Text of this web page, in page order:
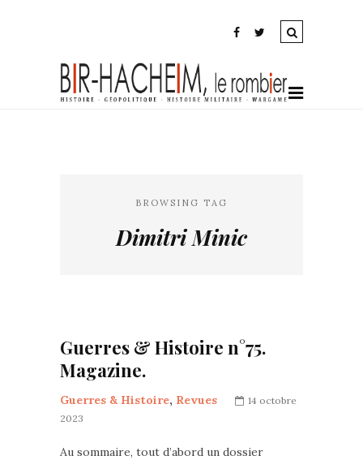
BROWSING TAG
Dimitri Minic
Guerres & Histoire n°75.
Magazine.
Guerres & Histoire, Revues
14 octobre
2023
Au sommaire, tout d’abord un dossier